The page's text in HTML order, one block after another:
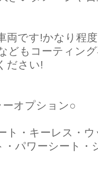
両です!かなり程
どもコーティン
ださい!
オプション○
ト・キーレス・
パワーシート・